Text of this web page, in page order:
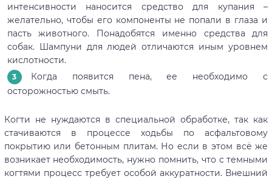
интенсивности наносится средство для купания –
желательно, чтобы его компоненты не попали в глаза и
пасть животного. Понадобятся именно средства для
собак. Шампуни для людей отличаются иным уровнем
кислотности.
Когда появится пена, ее необходимо с
осторожностью смыть.
Когти не нуждаются в специальной обработке, так как
стачиваются в процессе ходьбы по асфальтовому
покрытию или бетонным плитам. Но если в этом всё же
возникает необходимость, нужно помнить, что с темными
когтями процесс требует особой аккуратности. Внешний